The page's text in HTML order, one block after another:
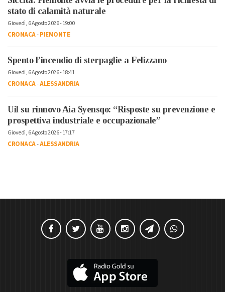
stato di calamità naturale
Giovedì, 6 Agosto 2026 - 19:00
CRONACA-PIEMONTE
Spento l’incendio di sterpaglie a Felizzano
Giovedì, 6 Agosto 2026 - 18:41
CRONACA-ALESSANDRIA
Uil su rinnovo Aia Syensqo: “Risposte su prevenzione e
prospettiva industriale e occupazionale”
Giovedì, 6 Agosto 2026 - 17:17
CRONACA-ALESSANDRIA